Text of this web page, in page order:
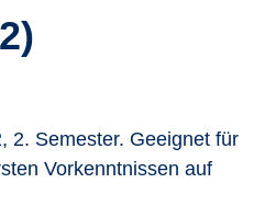
2. Semester. Geeignet für
Vorkenntnissen auf